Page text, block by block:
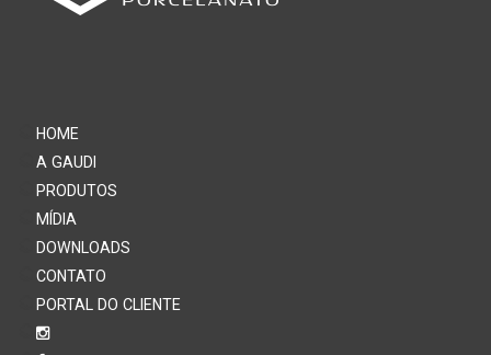
HOME
A GAUDI
PRODUTOS
MÍDIA
DOWNLOADS
CONTATO
PORTAL DO CLIENTE